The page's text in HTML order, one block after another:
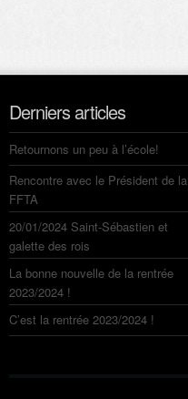
Derniers articles
Retournons un peu à l’école!
Rencontre avec le Président de la
FFTA
20/01/2024 Saint-Sébastien et
galette des rois
La bonne nouvelle de la rentrée
2023/2024 !
C’est la rentrée 2023/2024 !